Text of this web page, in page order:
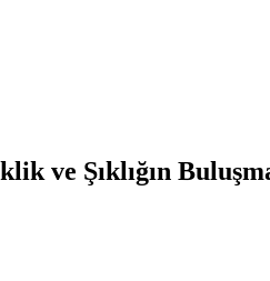
ve Şıklığın